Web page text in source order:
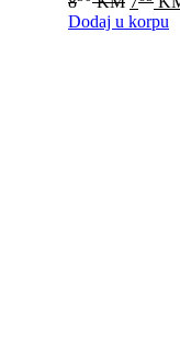
price
was:
Dodaj u korpu